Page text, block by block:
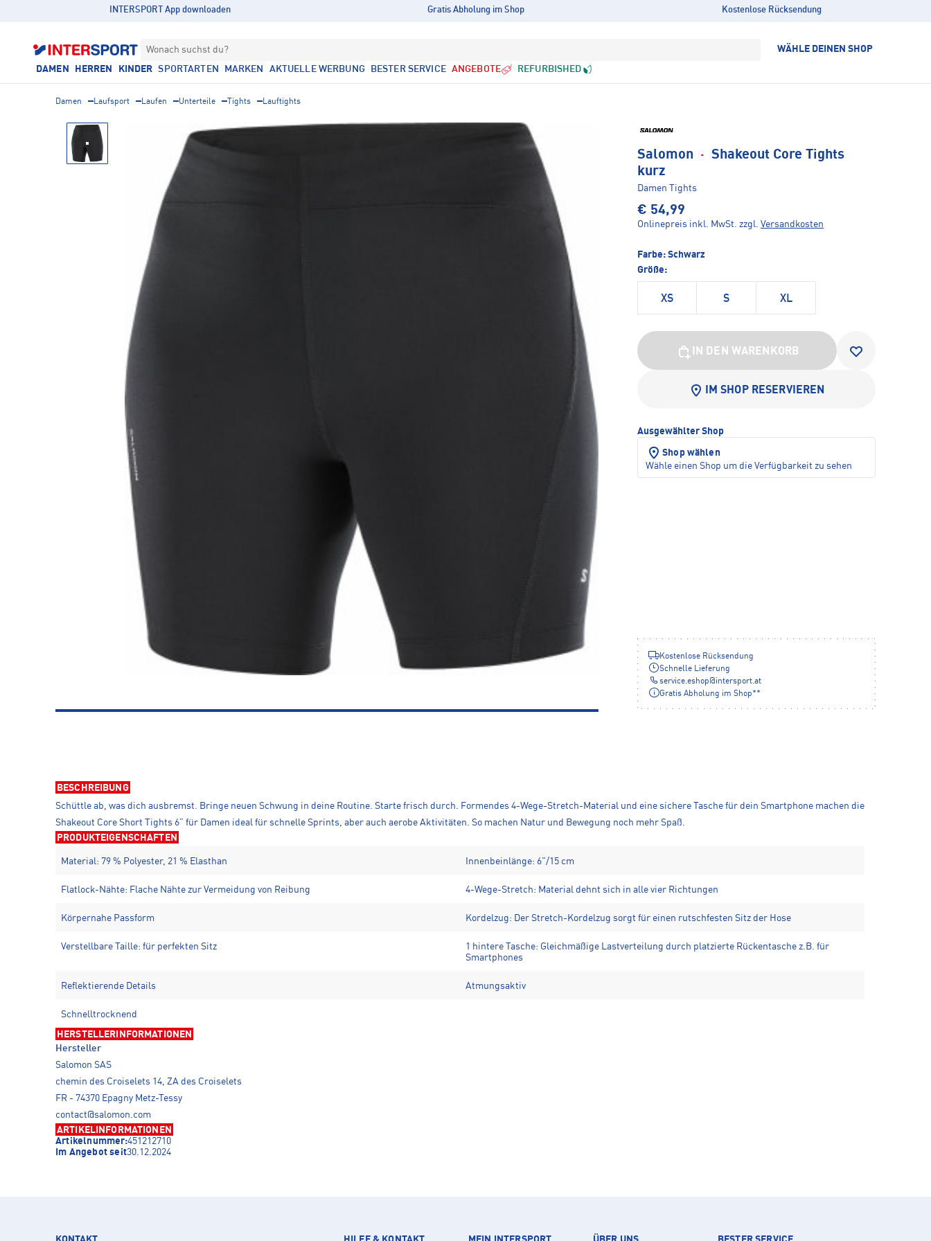
INTERSPORT App downloaden Gratis Abholung im Shop Kostenlose Rücksendung
Wonach suchst du? WÄHLE DEINEN SHOP
DAMEN HERREN KINDER SPORTARTEN MARKEN AKTUELLE WERBUNG BESTER SERVICE ANGEBOTE REFURBISHED
Damen Laufsport Laufen Unterteile Tights Lauftights
Salomon · Shakeout Core Tights
kurz
Damen Tights
€ 54,99
Onlinepreis inkl. MwSt. zzgl. Versandkosten
Farbe: Schwarz
Größe:
XS S XL
IN DEN WARENKORB
IM SHOP RESERVIEREN
Ausgewählter Shop
Shop wählen
Wähle einen Shop um die Verfügbarkeit zu sehen
Kostenlose Rücksendung
Schnelle Lieferung
service.eshop@intersport.at
Gratis Abholung im Shop**
BESCHREIBUNG
Schüttle ab, was dich ausbremst. Bringe neuen Schwung in deine Routine. Starte frisch durch. Formendes 4-Wege-Stretch-Material und eine sichere Tasche für dein Smartphone machen die
Shakeout Core Short Tights 6” für Damen ideal für schnelle Sprints, aber auch aerobe Aktivitäten. So machen Natur und Bewegung noch mehr Spaß.
PRODUKTEIGENSCHAFTEN
Material: 79 % Polyester, 21 % Elasthan Innenbeinlänge: 6"/15 cm
Flatlock-Nähte: Flache Nähte zur Vermeidung von Reibung 4-Wege-Stretch: Material dehnt sich in alle vier Richtungen
Körpernahe Passform Kordelzug: Der Stretch-Kordelzug sorgt für einen rutschfesten Sitz der Hose
Verstellbare Taille: für perfekten Sitz
1 hintere Tasche: Gleichmäßige Lastverteilung durch platzierte Rückentasche z.B. für
Smartphones
Reflektierende Details Atmungsaktiv
Schnelltrocknend
HERSTELLERINFORMATIONEN
Hersteller
Salomon SAS
chemin des Croiselets 14, ZA des Croiselets
FR - 74370 Epagny Metz-Tessy
contact@salomon.com
ARTIKELINFORMATIONEN
Artikelnummer:451212710
Im Angebot seit30.12.2024